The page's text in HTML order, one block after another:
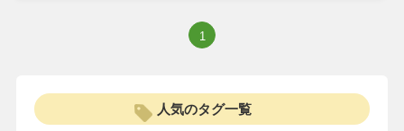
1
人気のタグ一覧